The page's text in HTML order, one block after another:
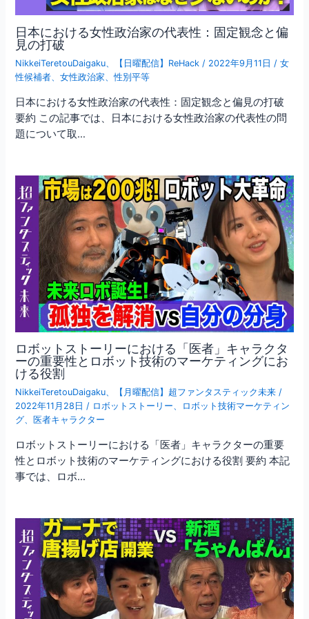
日本における女性政治家の代表性：固定観念と偏
見の打破
NikkeiTeretouDaigaku、 【日曜配信】ReHack / 2022年9月11日 /女
性候補者、女性政治家、性別平等
日本における女性政治家の代表性：固定観念と偏見の打破
要約 この記事では、日本における女性政治家の代表性の問
題について取…
ロボットストーリーにおける「医者」キャラクタ
ーの重要性とロボット技術のマーケティングにお
ける役割
NikkeiTeretouDaigaku、 【月曜配信】超ファンタスティック未来 /
2022年11月28日 / ロボットストーリー、
ロボット技術マーケティン
グ、 医者キャラクター
ロボットストーリーにおける「医者」キャラクターの重要
性とロボット技術のマーケティングにおける役割 要約 本記
事では、ロボ…